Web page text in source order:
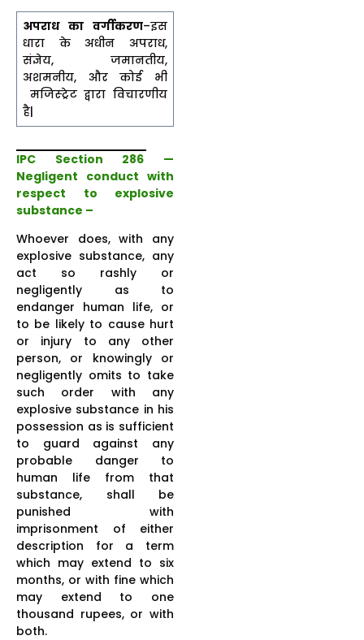
अपराध का वर्गीकरण–इस
धारा के अधीन अपराध,
संज्ञेय, जमानतीय,
अशमनीय, और कोई भी
मजिस्ट्रेट द्वारा विचारणीय
है|
IPC Section 286 —
Negligent conduct with
respect to explosive
substance –
Whoever does, with any
explosive substance, any
act so rashly or
negligently as to
endanger human life, or
to be likely to cause hurt
or injury to any other
person, or knowingly or
negligently omits to take
such order with any
explosive substance in his
possession as is sufficient
to guard against any
probable danger to
human life from that
substance, shall be
punished with
imprisonment of either
description for a term
which may extend to six
months, or with fine which
may extend to one
thousand rupees, or with
both.